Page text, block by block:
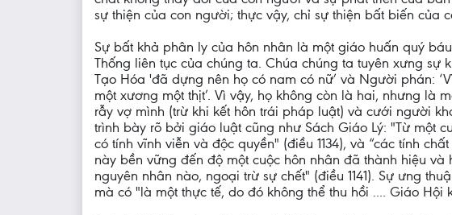
sự thiện của con người; thực vậy, chỉ sự thiện bất biến
Sự bất khả phân ly của hôn nhân là một giáo huấn quý
Thống liên tục của chúng ta. Chúa chúng ta tuyên xưng
Tạo Hóa 'đã dựng nên họ có nam có nữ’ và Người phán:
một xương một thịt’. Vì vậy, họ không còn là hai, nhưng là
rẫy vợ mình (trừ khi kết hôn trái pháp luật) và cưới người
trình bày rõ bởi giáo luật cũng như Sách Giáo Lý: "Từ một
có tính vĩnh viễn và độc quyền" (điều 1134), và “các tính
này bền vững đến độ một cuộc hôn nhân đã thành hiệu
nguyên nhân nào, ngoại trừ sự chết" (điều 1141). Sự ưng
mà có "là một thực tế, do đó không thể thu hồi .... Giáo